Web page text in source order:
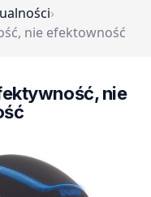
›
nie efektowność
nie